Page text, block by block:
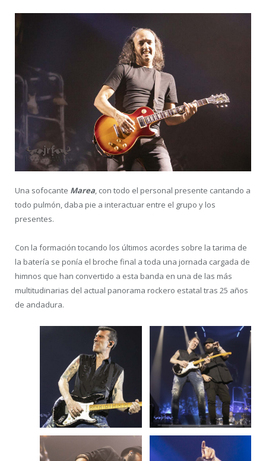
Una sofocante Marea , con todo el personal presente cantando a
todo pulmón, daba pie a interactuar entre el grupo y los
presentes.
Con la formación tocando los últimos acordes sobre la tarima de
la batería se ponía el broche final a toda una jornada cargada de
himnos que han convertido a esta banda en una de las más
multitudinarias del actual panorama rockero estatal tras 25 años
de andadura.